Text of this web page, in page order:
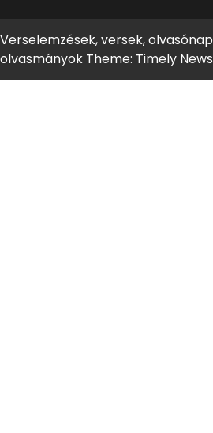
Verselemzések, versek,
olvasmányok Theme: Timely